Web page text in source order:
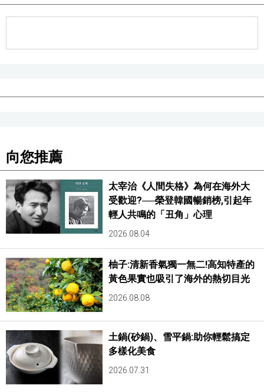
向您推薦
太宰治《人間失格》為何在海外大
受歡迎?──榮登韓國暢銷榜,引起年
輕人共鳴的「丑角」心理
2026.08.04
柚子:清新香氣獨一無二!高知特產的
黃色果實也吸引了海外的熱切目光
2026.08.08
土鍋(砂鍋)、雪平鍋:助你輕鬆搞定
多樣化美食
2026.07.31